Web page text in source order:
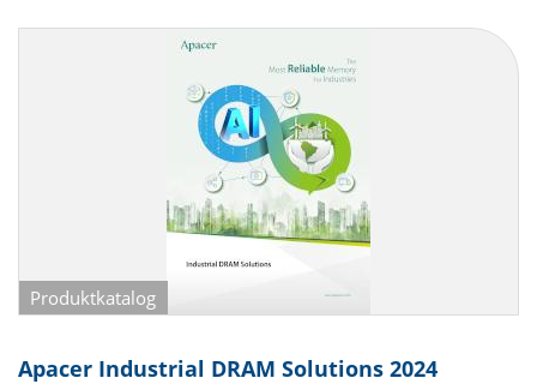
Produktkatalog
Apacer Industrial DRAM Solutions 2024